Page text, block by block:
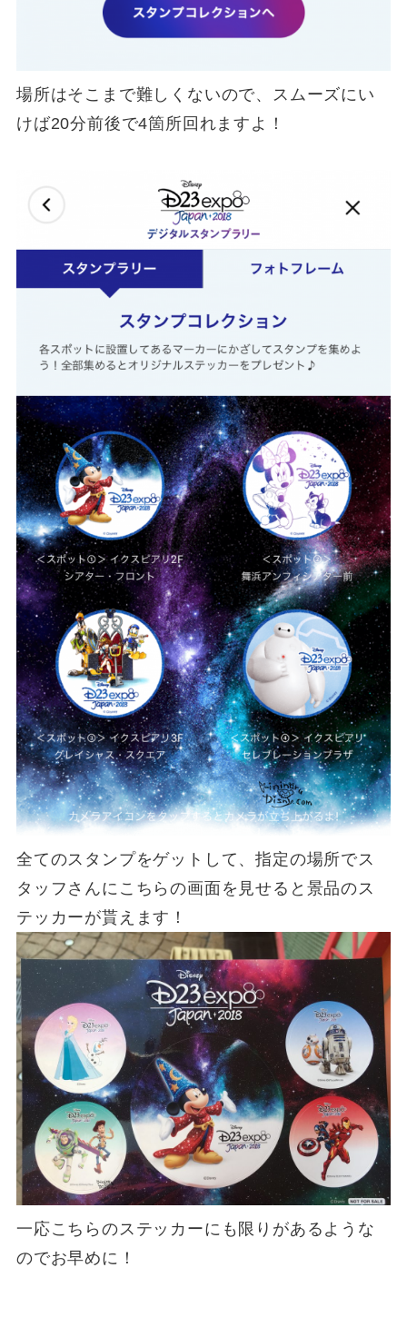
場所はそこまで難しくないので、スムーズにい
けば20分前後で4箇所回れますよ！
全てのスタンプをゲットして、指定の場所でス
タッフさんにこちらの画面を見せると景品のス
テッカーが貰えます！
一応こちらのステッカーにも限りがあるような
のでお早めに！